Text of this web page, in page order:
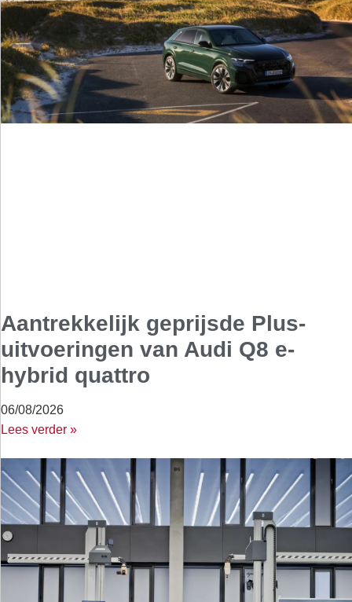
Aantrekkelijk geprijsde Plus-
uitvoeringen van Audi Q8 e-
hybrid quattro
06/08/2026
Lees verder »